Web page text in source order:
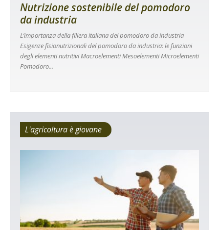
Nutrizione sostenibile del pomodoro
da industria
L’importanza della filiera italiana del pomodoro da industria
Esigenze fisionutrizionali del pomodoro da industria: le funzioni
degli elementi nutritivi Macroelementi Mesoelementi Microelementi
Pomodoro...
L'agricoltura è giovane